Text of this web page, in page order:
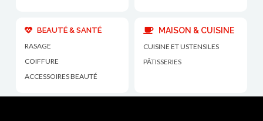
BEAUTÉ & SANTÉ
RASAGE
COIFFURE
ACCESSOIRES BEAUTÉ
MAISON & CUISINE
CUISINE ET USTENSILES
PÂTISSERIES